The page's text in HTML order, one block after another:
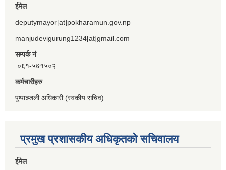
ईमेल
deputymayor[at]pokharamun.gov.np
manjudevigurung1234[at]gmail.com
सम्पर्क नं
०६१-५७१५०२
कर्मचारीहरु
पुष्पाञ्जली अधिकारी (स्वकीय सचिव)
प्रमुख प्रशासकीय अधिकृतको सचिवालय
ईमेल